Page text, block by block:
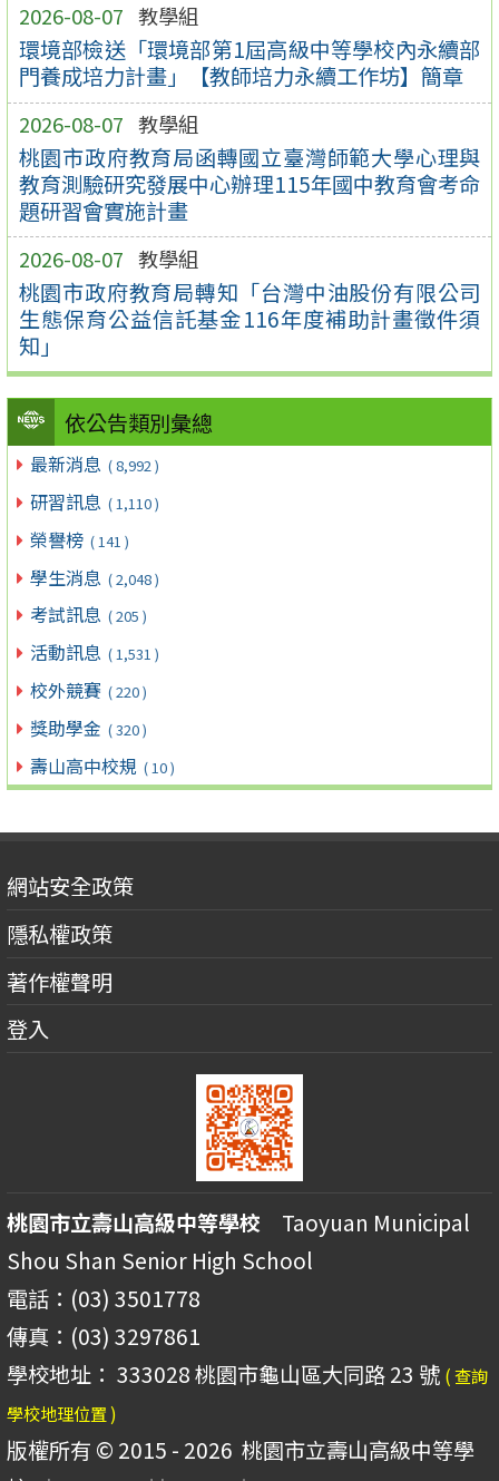
2026-08-07 教學組
環境部檢送「環境部第1屆高級中等學校內永續部
門養成培力計畫」【教師培力永續工作坊】簡章
2026-08-07 教學組
桃園市政府教育局函轉國立臺灣師範大學心理與
教育測驗研究發展中心辦理115年國中教育會考命
題研習會實施計畫
2026-08-07 教學組
桃園市政府教育局轉知「台灣中油股份有限公司
生態保育公益信託基金116年度補助計畫徵件須
知」
依公告類別彙總
最新消息 ( 8,992 )
研習訊息 ( 1,110 )
榮譽榜 ( 141 )
學生消息 ( 2,048 )
考試訊息 ( 205 )
活動訊息 ( 1,531 )
校外競賽 ( 220 )
獎助學金 ( 320 )
壽山高中校規 ( 10 )
網站安全政策
隱私權政策
著作權聲明
登入
桃園市立壽山高級中等學校 Taoyuan Municipal
Shou Shan Senior High School
電話：(03) 3501778
傳真：(03) 3297861
學校地址： 333028 桃園市龜山區大同路 23 號 ( 查詢
學校地理位置 )
版權所有 © 2015 - 2026 桃園市立壽山高級中等學